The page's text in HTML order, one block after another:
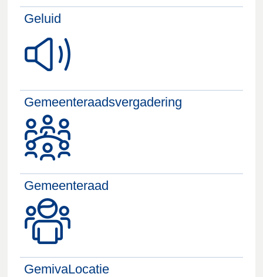
Geluid
Gemeenteraadsvergadering
Gemeenteraad
GemivaLocatie